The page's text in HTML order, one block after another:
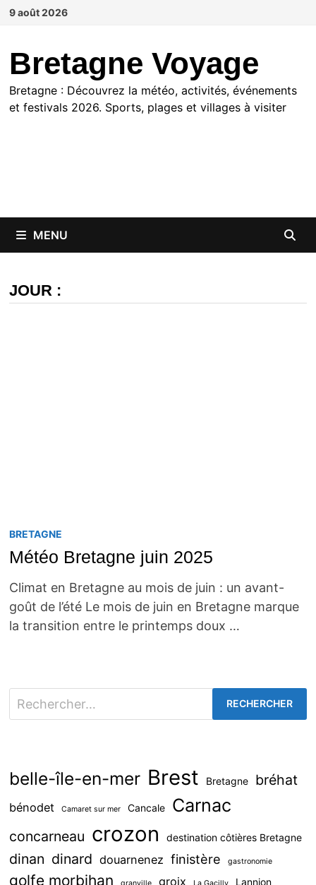
Passer
9 août 2026
Bretagne Voyage
Bretagne : Découvrez la météo, activités, événements
et festivals 2026. Sports, plages et villages à visiter
MENU
JOUR :
BRETAGNE
Météo Bretagne juin 2025
Climat en Bretagne au mois de juin : un avant-
goût de l’été Le mois de juin en Bretagne marque
la transition entre le printemps doux …
Rechercher :
belle-île-en-mer Brest Bretagne bréhat
bénodet Camaret sur mer Cancale Carnac
concarneau crozon destination côtières Bretagne
dinan dinard douarnenez finistère gastronomie
golfe morbihan groix Lannion